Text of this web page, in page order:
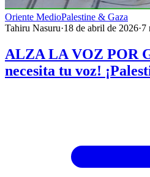
Oriente MedioPalestine & Gaza
Tahiru Nasuru·18 de abril de 2026·7
ALZA LA VOZ POR
necesita tu voz!